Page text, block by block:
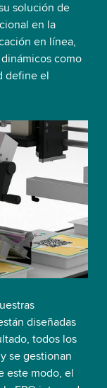
solución de
en la
en línea,
como
define el
diseñadas
todos los
se gestionan
este modo, el